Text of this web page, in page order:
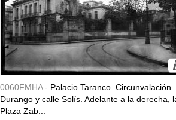
0060FMHA - Palacio Taranco. Circunvalación
Durango y calle Solís. Adelante a la derecha,
Plaza Zab...